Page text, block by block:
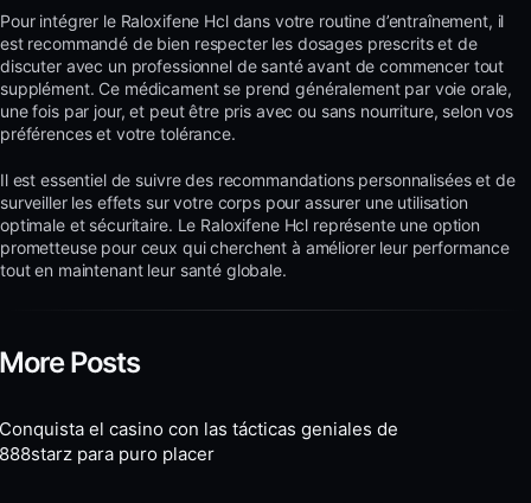
Pour intégrer le Raloxifene Hcl dans votre routine d’entraînement, il
est recommandé de bien respecter les dosages prescrits et de
discuter avec un professionnel de santé avant de commencer tout
supplément. Ce médicament se prend généralement par voie orale,
une fois par jour, et peut être pris avec ou sans nourriture, selon vos
préférences et votre tolérance.
Il est essentiel de suivre des recommandations personnalisées et de
surveiller les effets sur votre corps pour assurer une utilisation
optimale et sécuritaire. Le Raloxifene Hcl représente une option
prometteuse pour ceux qui cherchent à améliorer leur performance
tout en maintenant leur santé globale.
Posts
Conquista el casino con las tácticas geniales de
888starz para puro placer